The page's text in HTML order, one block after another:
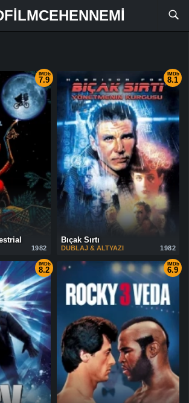
IMDb
7.9
1982
IMDb
8.1
Bıçak Sırtı
1982
DUBLAJ & ALTYAZI
IMDb
8.2
IMDb
6.9